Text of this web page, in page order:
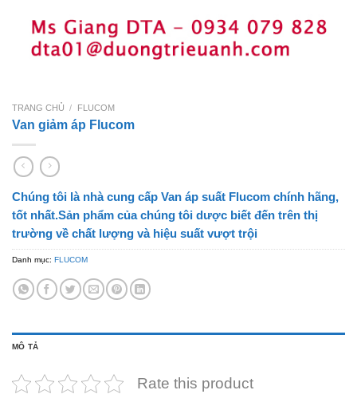
TRANG CHỦ / FLUCOM
Van giảm áp Flucom
Chúng tôi là nhà cung cấp Van áp suất Flucom chính hãng,
tốt nhất.Sản phẩm của chúng tôi dược biết đến trên thị
trường về chất lượng và hiệu suất vượt trội
Danh mục: FLUCOM
MÔ TẢ
Rate this product